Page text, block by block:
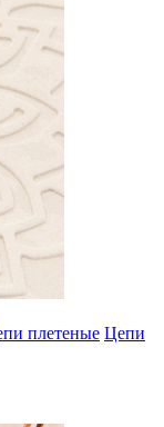
плетеные Цепи